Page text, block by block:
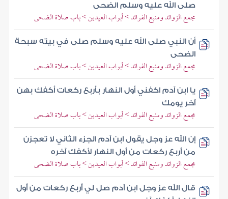
صلى الله عليه وسلم الضحى
مجمع الزوائد ومنبع الفوائد > أبواب العيدين > باب صلاة الضحى
أن النبي صلى الله عليه وسلم صلى في بيته سبحة
الضحى
مجمع الزوائد ومنبع الفوائد > أبواب العيدين > باب صلاة الضحى
يا ابن آدم اكفني أول النهار بأربع ركعات أكفك بهن
آخر يومك
مجمع الزوائد ومنبع الفوائد > أبواب العيدين > باب صلاة الضحى
إن الله عز وجل يقول ابن آدم الجزء الثاني لا تعجزن
من أربع ركعات من أول النهار لأكفك آخره
مجمع الزوائد ومنبع الفوائد > أبواب العيدين > باب صلاة الضحى
قال الله عز وجل ابن آدم صل لي أربع ركعات من أول